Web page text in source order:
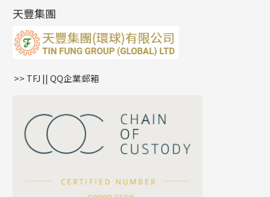
公司名稱
雙十字鏈系列
水波鏈系列
蛇骨鏈系列
鏈尾系列
嘴唇鏈系列
S車花鏈系列
珍珠鏈系列
坦克鏈系列
滿天星鏈系列
方假繩鏈系列
耳環扣系列
耳綫/耳鈎系列
耳環爪頭
耳環
字母吊墜
相盒吊墜
項鏈吊墜
生肖吊墜
星座吊墜
珠扣
天豐集團
>> TFJ || QQ企業郵箱